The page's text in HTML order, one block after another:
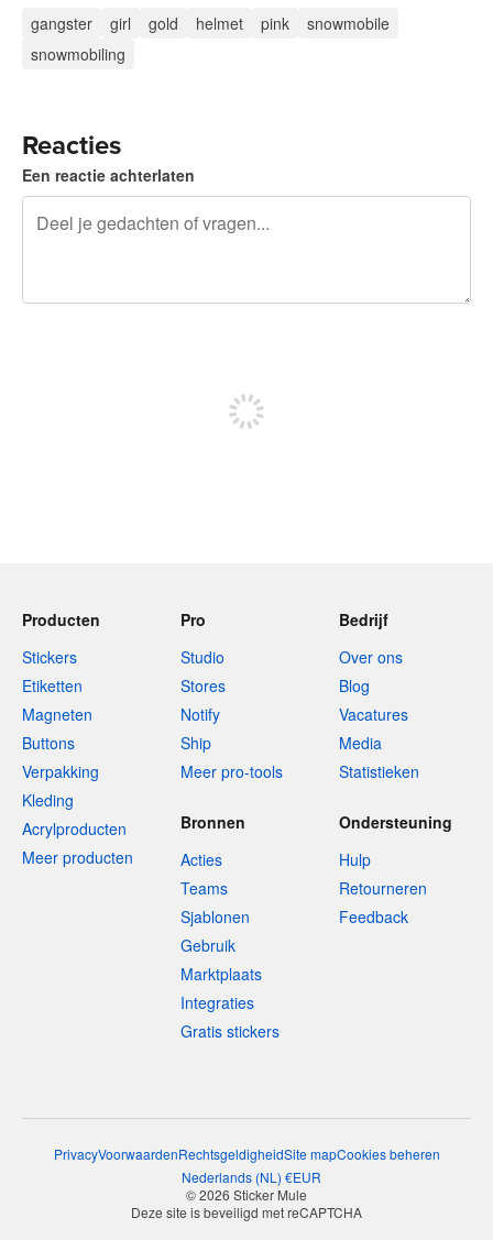
gangster girl gold helmet pink
snowmobile
snowmobiling
Reacties
Een reactie achterlaten
Producten
Stickers
Etiketten
Magneten
Buttons
Verpakking
Kleding
Acrylproducten
Meer producten
Pro
Studio
Stores
Notify
Ship
Meer pro-tools
Bedrijf
Over ons
Blog
Vacatures
Media
Statistieken
Bronnen
Acties
Teams
Sjablonen
Gebruik
Marktplaats
Integraties
Gratis stickers
Ondersteuning
Hulp
Retourneren
Feedback
PrivacyVoorwaardenRechtsgeldigheidSite mapCookies beheren
Nederlands(NL ) €EUR
© 2026 Sticker Mule
Deze site is beveiligd met reCAPTCHA